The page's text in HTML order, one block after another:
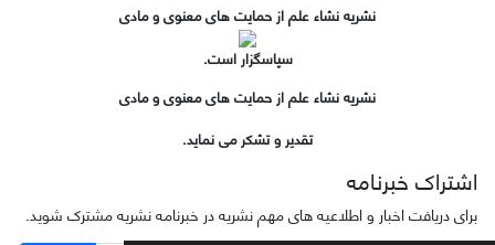
نشریه نشاء علم از حمایت های معنوی و مادی
سپاسگزار است.
نشریه نشاء علم از حمایت های معنوی و مادی
تقدیر و تشکر می نماید.
اشتراک خبرنامه
برای دریافت اخبار و اطلاعیه های مهم نشریه در خبرنامه نشریه مشترک شوید.